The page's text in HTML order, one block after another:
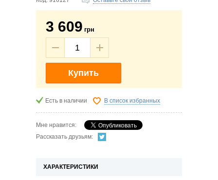
3 609 грн
Купить
Есть в наличии В список избранных
Мне нравится:
Рассказать друзьям:
ХАРАКТЕРИСТИКИ